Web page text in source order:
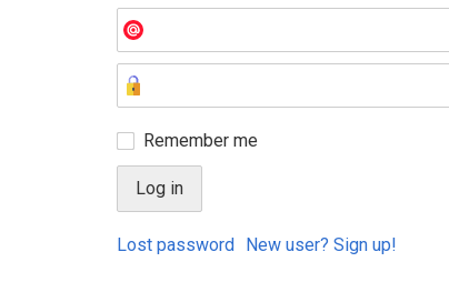
Remember me
Lost password New user? Sign up!